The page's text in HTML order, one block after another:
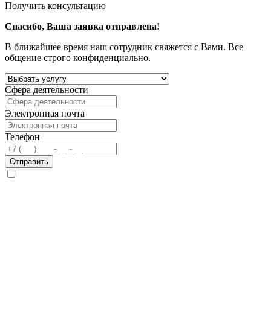
Получить консультацию
Спасибо, Ваша заявка отправлена!
В ближайшее время наш сотрудник свяжется с Вами. Все
общение строго конфиденциально.
Сфера деятельности
Электронная почта
Телефон
Отправить